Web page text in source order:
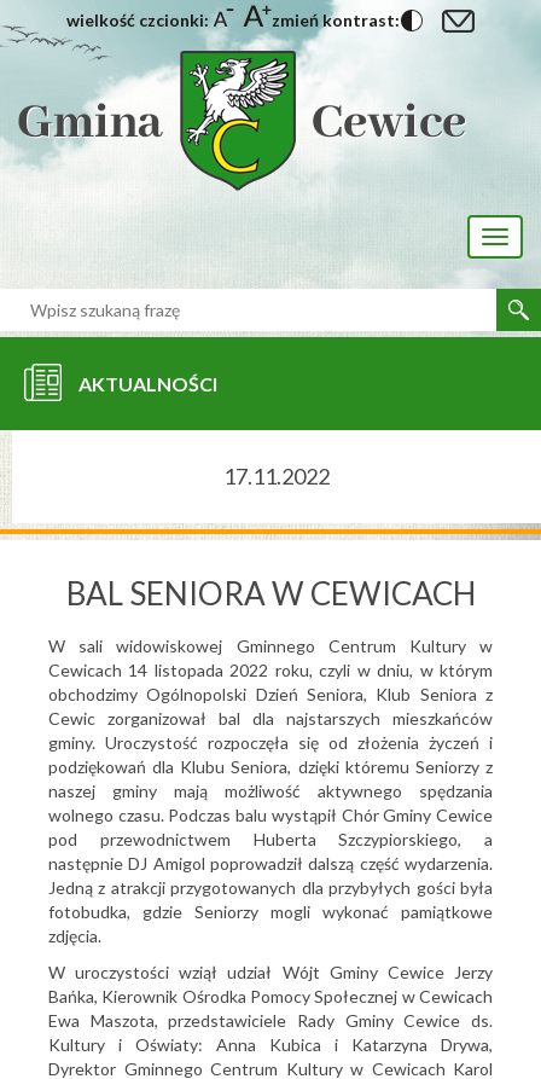
wielkość czcionki: zmień kontrast:
AKTUALNOŚCI
17.11.2022
BAL SENIORA W CEWICACH
W sali widowiskowej Gminnego Centrum Kultury w
Cewicach 14 listopada 2022 roku, czyli w dniu, w którym
obchodzimy Ogólnopolski Dzień Seniora, Klub Seniora z
Cewic zorganizował bal dla najstarszych mieszkańców
gminy. Uroczystość rozpoczęła się od złożenia życzeń i
podziękowań dla Klubu Seniora, dzięki któremu Seniorzy z
naszej gminy mają możliwość aktywnego spędzania
wolnego czasu. Podczas balu wystąpił Chór Gminy Cewice
pod przewodnictwem Huberta Szczypiorskiego, a
następnie DJ Amigol poprowadził dalszą część wydarzenia.
Jedną z atrakcji przygotowanych dla przybyłych gości była
fotobudka, gdzie Seniorzy mogli wykonać pamiątkowe
zdjęcia.
W uroczystości wziął udział Wójt Gminy Cewice Jerzy
Bańka, Kierownik Ośrodka Pomocy Społecznej w Cewicach
Ewa Maszota, przedstawiciele Rady Gminy Cewice ds.
Kultury i Oświaty: Anna Kubica i Katarzyna Drywa,
Dyrektor Gminnego Centrum Kultury w Cewicach Karol
[interaktywna-mapa]